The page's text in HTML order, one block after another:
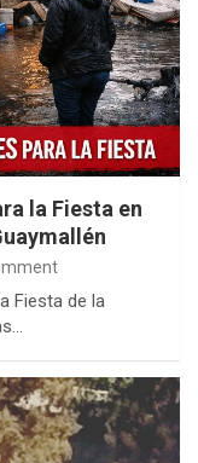
la Fiesta en
Fiesta de la